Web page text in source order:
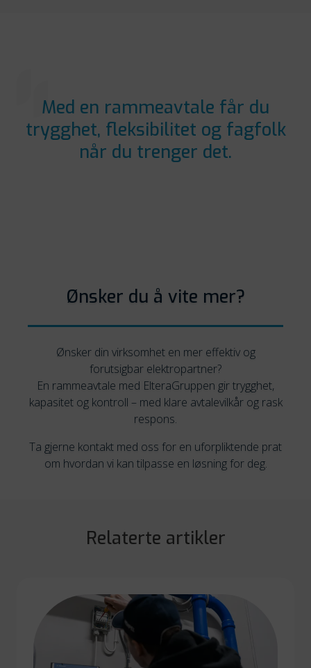
Med en rammeavtale får du
trygghet, fleksibilitet og fagfolk
når du trenger det.
Ønsker du å vite mer?
Ønsker din virksomhet en mer effektiv og
forutsigbar elektropartner?
En rammeavtale med ElteraGruppen gir trygghet,
kapasitet og kontroll – med klare avtalevilkår og rask
respons.
Ta gjerne kontakt med oss for en uforpliktende prat
om hvordan vi kan tilpasse en løsning for deg.
Relaterte artikler